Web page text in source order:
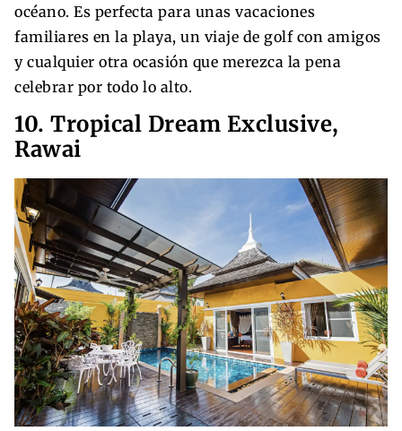
océano. Es perfecta para unas vacaciones
familiares en la playa, un viaje de golf con amigos
y cualquier otra ocasión que merezca la pena
celebrar por todo lo alto.
10. Tropical Dream Exclusive,
Rawai